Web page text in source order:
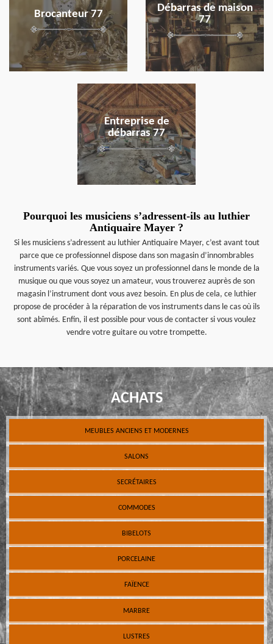
Brocanteur 77
Débarras de maison
77
Entreprise de
débarras 77
en savoir plus
Pourquoi les musiciens s’adressent-ils au luthier
Antiquaire Mayer ?
Si les musiciens s’adressent au luthier Antiquaire Mayer, c’est avant tout
parce que ce professionnel dispose dans son magasin d’innombrables
instruments variés. Que vous soyez un professionnel dans le monde de la
musique ou que vous soyez un amateur, vous trouverez auprès de son
magasin l’instrument dont vous avez besoin. En plus de cela, ce luthier
propose de procéder à la réparation de vos instruments dans le cas où ils
sont abîmés. Enfin, il est possible pour vous de contacter si vous voulez
vendre votre guitare ou votre trompette.
ACHATS
MEUBLES ANCIENS ET MODERNES
SALONS
SECRÉTAIRES
COMMODES
BIBELOTS
PORCELAINE
FAÏENCE
MARBRE
LUSTRES